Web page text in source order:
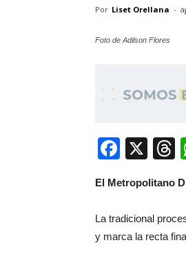
Por Liset Orellana -
Foto de Adilson Flores
X
El Metropolitano
La tradicional
y marca la recta